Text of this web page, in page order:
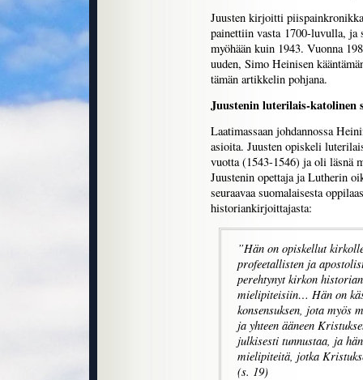
Juusten kirjoitti
painettiin vasta 1700-luvulla, ja
myöhään kuin 1943. Vuonna
uuden, Simo Heinisen
tämän artikkelin pohjana.
Juustenin luterilais-katolinen
Laatimassaan johdannossa
asioita. Juusten opiskeli
vuotta (1543-1546) ja oli läsnä
Juustenin opettaja ja Lutherin
seuraavaa suomalaisesta
historiankirjoittajasta:
”Hän on opiskellut
profeetallisten ja
perehtynyt kirkon
mielipiteisiin… Hän on
konsensuksen, jota myös
ja yhteen ääneen
julkisesti tunnustaa, ja
mielipiteitä, jotka
(s. 19)